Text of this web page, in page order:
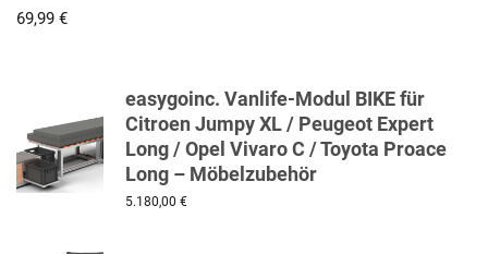
69,99 €
easygoinc. Vanlife-Modul BIKE für
Citroen Jumpy XL / Peugeot Expert
Long / Opel Vivaro C / Toyota Proace
Long – Möbelzubehör
5.180,00 €